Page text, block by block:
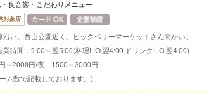
良音響・こだわりメニュー
対象店
沿い、西山公園近く、ビックベリーマーケットさん向かい。
業時間：9:00～翌5:00(料理L.O.翌4:00,ドリンクL.O.翌4:00)
～2000円/夜 1500～3000円
ム数で記載しております。)